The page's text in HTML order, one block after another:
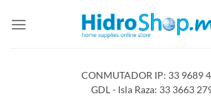
CONMUTADOR IP: 33 9689
GDL - Isla Raza: 33 3663